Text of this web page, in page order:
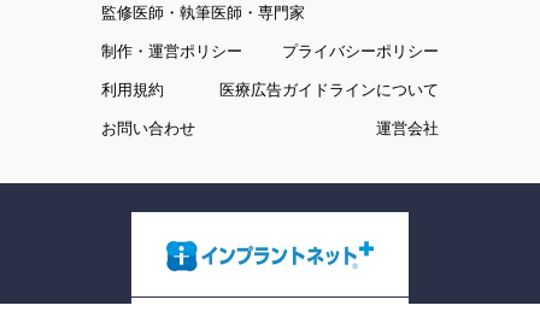
監修医師・執筆医師・専門家
制作・運営ポリシー
プライバシーポリシー
利用規約
医療広告ガイドラインについて
お問い合わせ
運営会社